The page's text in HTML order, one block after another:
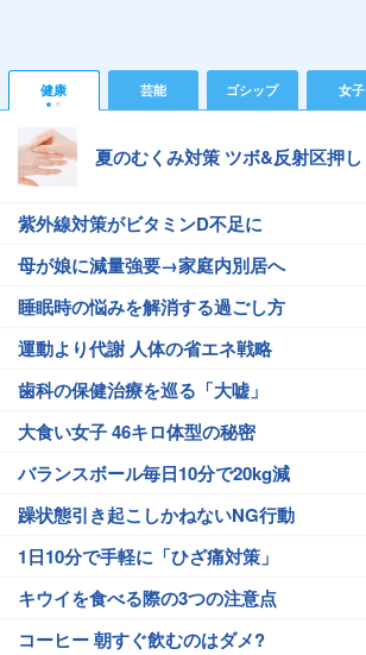
健康 芸能 ゴシップ 女子
夏のむくみ対策 ツボ&反射区押し
紫外線対策がビタミンD不足に
母が娘に減量強要→家庭内別居へ
睡眠時の悩みを解消する過ごし方
運動より代謝 人体の省エネ戦略
歯科の保健治療を巡る「大嘘」
大食い女子 46キロ体型の秘密
バランスボール毎日10分で20kg減
躁状態引き起こしかねないNG行動
1日10分で手軽に「ひざ痛対策」
キウイを食べる際の3つの注意点
コーヒー 朝すぐ飲むのはダメ?